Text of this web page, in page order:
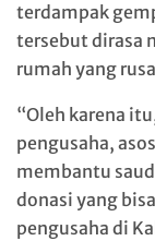
terdampak
tersebut dirasa
rumah yang
“Oleh karena
pengusaha,
membantu
donasi yang
pengusaha di